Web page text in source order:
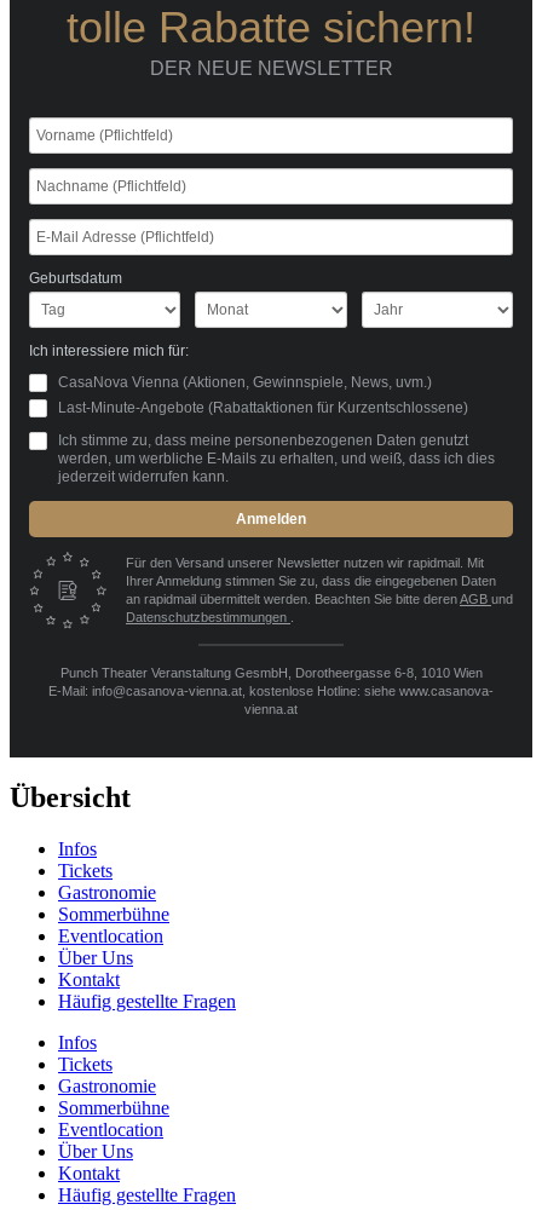
tolle Rabatte sichern!
DER NEUE NEWSLETTER
Geburtsdatum
Ich interessiere mich für:
CasaNova Vienna (Aktionen, Gewinnspiele, News, uvm.)
Last-Minute-Angebote (Rabattaktionen für Kurzentschlossene)
Ich stimme zu, dass meine personenbezogenen Daten genutzt
werden, um werbliche E-Mails zu erhalten, und weiß, dass ich dies
jederzeit widerrufen kann.
Anmelden
Für den Versand unserer Newsletter nutzen wir rapidmail. Mit
Ihrer Anmeldung stimmen Sie zu, dass die eingegebenen Daten
an rapidmail übermittelt werden. Beachten Sie bitte derenAGB und
Datenschutzbestimmungen
Punch Theater Veranstaltung GesmbH, Dorotheergasse 6-8, 1010 Wien
E-Mail: info@casanova-vienna.at, kostenlose Hotline: siehe www.casanova-
vienna.at
Übersicht
Infos
Tickets
Gastronomie
Sommerbühne
Eventlocation
Über Uns
Kontakt
Häufig gestellte Fragen
Infos
Tickets
Gastronomie
Sommerbühne
Eventlocation
Über Uns
Kontakt
Häufig gestellte Fragen